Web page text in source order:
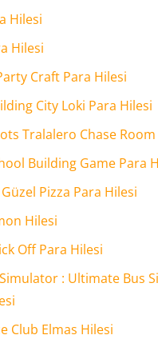
Hilesi
Hilesi
Craft Para Hilesi
City Loki Para Hilesi
Tralalero Chase
Building Game Para
Pizza Para Hilesi
Hilesi
Off Para Hilesi
: Ultimate Bus
Club Elmas Hilesi